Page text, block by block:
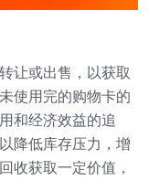
让或出售，以获取
使用完的购物卡的
和经济效益的追
降低库存压力，增
收获取一定价值，